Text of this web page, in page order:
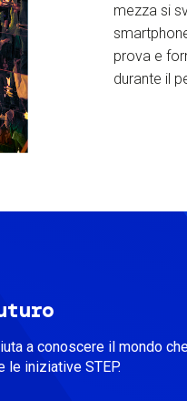
mezza si
prova e
durante il
a conoscere il mondo
le iniziative STEP.